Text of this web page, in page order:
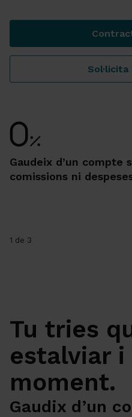
Gaudeix d’un compte
comissions ni
1 de 3
Tu tries
estalviar i
moment.
Gaudix d’un